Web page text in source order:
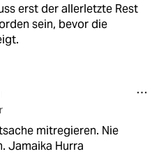
erst der allerletzte Rest
sein, bevor die
mitregieren. Nie
Jamaika Hurra